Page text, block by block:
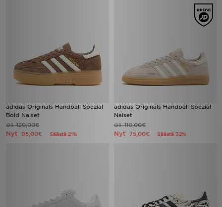
adidas Originals Handball Spezial
Bold Naiset
Oli120,00€
Nyt 95,00€ Säästä 21%
adidas Originals Handball Spezial
Naiset
Oli110,00€
Nyt 75,00€ Säästä 32%